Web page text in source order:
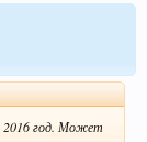
2016 год. Может